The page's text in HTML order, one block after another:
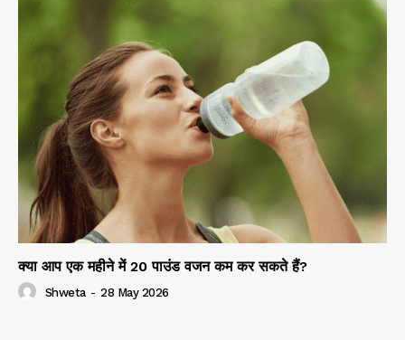
क्या आप एक महीने में 20 पाउंड वजन कम कर सकते हैं?
Shweta - 28 May 2026